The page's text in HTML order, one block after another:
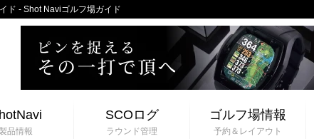
ド - Shot Naviゴルフ場ガイド
品情報
SCOログ
ラウンド管理
ゴルフ場情報
予約＆レイアウト